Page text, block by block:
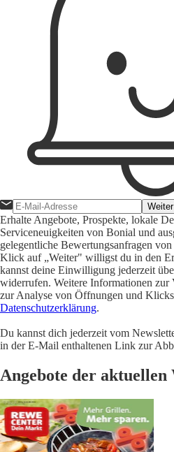
Weiter
Erhalte Angebote, Prospekte, lokale
Serviceneuigkeiten von Bonial und
gelegentliche Bewertungsanfragen
Klick auf „Weiter" willigst du in den
kannst deine Einwilligung jederzeit
widerrufen. Weitere Informationen zur
zur Analyse von Öffnungen und
Datenschutzerklärung.
Du kannst dich jederzeit vom
in der E-Mail enthaltenen Link zur
Angebote der aktuellen